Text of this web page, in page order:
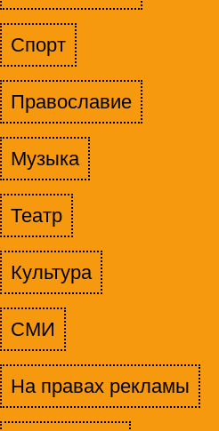
Спорт
Православие
Музыка
Театр
Культура
СМИ
На правах рекламы